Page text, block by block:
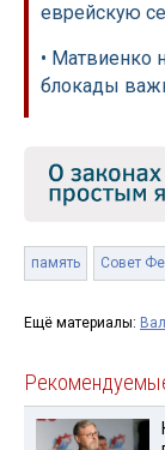
еврейскую
• Матвиенко
блокады
память Совет
Ещё материалы: